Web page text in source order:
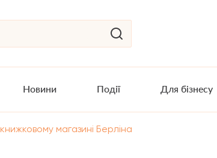
Новини Події Для бізнесу
магазині Берліна